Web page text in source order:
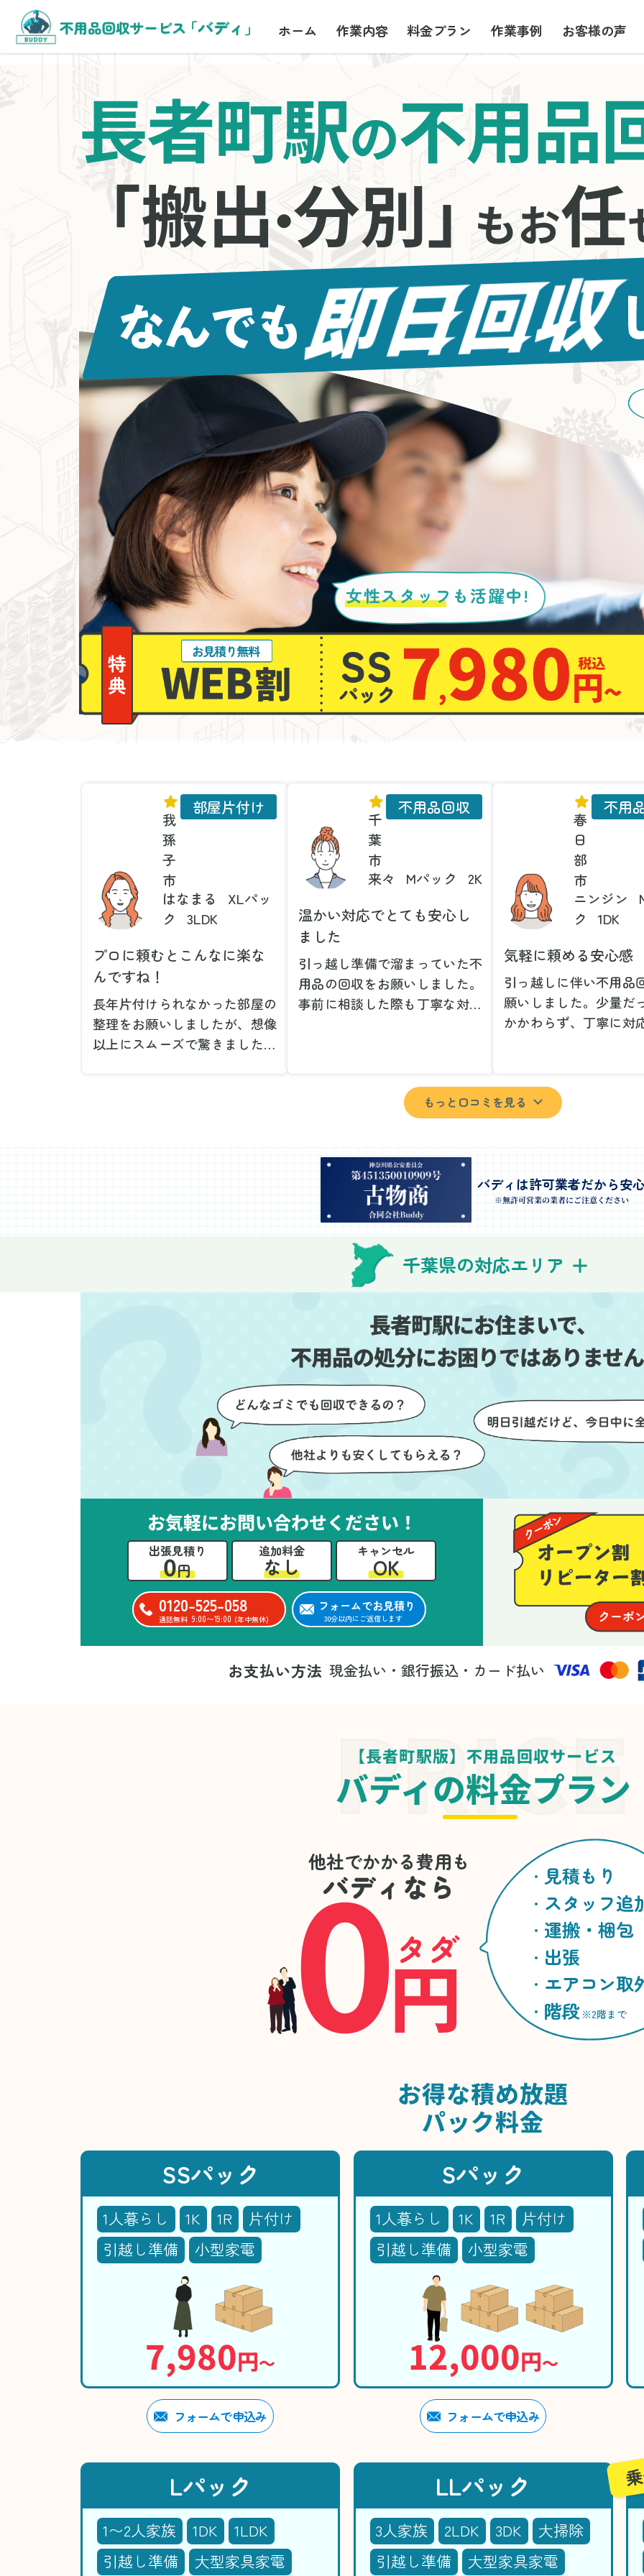
ホーム 作業内容 料金プラン 作業事例 お客様の声
長者町駅の不用品
「搬出・分別」もお任
女性スタッフ も活躍中!
我
孫
子
市
はなまる
XLパッ
ク
3LDK
部屋片付け
プロに頼むとこんなに楽な
んですね！
長年片付けられなかった部屋の
整理をお願いしましたが、想像
以上にスムーズで驚きました。
了後には部屋全体を清掃してい
ただき、まるで新しい家のよう
な清潔感に感動しました。
千
葉
市
来々
Mパック 2K
不用品回収
温かい対応でとても安心し
ました
引っ越し準備で溜まっていた不
用品の回収をお願いしました。
事前に相談した際も丁寧な対応
いものが多かったのですが、手
際よく対応していただき驚きま
ださり、作業の流れや注意点を
しっかり説明していただけたの
で、こちらも安心感を持って作
業を見守ることができました。
運び出しの際も、壁や床を傷つ
けないように細心の注意を払っ
ていただき、家全体がスムーズ
かったです。作業が終わった後
には、こちらからお願いしなく
ても部屋を簡単に清掃していた
だけたのも好印象でした。
さらに、分別の仕方やリサイク
ル可能なものについても教えて
いただき、今後の片付けにも役
立つ知識が増えました。また何
ービスをありがとうございまし
た。
春
日
部
市
ニンジン
ク
1DK
不用
気軽に頼める安心感
引っ越しに伴い不用品
願いしました。少量だ
かかわらず、丁寧に対
じてくださり、次回も
いしたいと思いました
特に、自分では持ち運
業を終えることができ
事前に見積もりを取っ
できました。引っ越し
とができました。
もっと口コミを見る
バディは許可業者だから安
※無許可営業の業者にご注意ください
千葉県の対応エリア
長者町駅にお住まいで、
不用品の処分にお困りではありませ
お気軽にお問い合わせください！
出張見積り
0円
追加料金
なし
キャンセル
OK
0120-525-058
通話無料 9:00〜19:00 (年中無休)
フォームでお見積り
30分以内にご返信します
お支払い方法 現金払い・銀行振込・カード払い
【長者町駅版】不用品回収サービス
バディの料金プラン
他社でかかる費用も
バディなら
0円
タダ
見積もり
スタッフ追
運搬・梱包
出張
エアコン取
階段 ※2階まで
お得な積め放題
パック料金
SSパック
1人暮らし 1K 1R
片付け
引越し準備
小型家電
7,980円〜
フォームで申込み
Sパック
1人暮らし 1K 1R
片付け
引越し準備
小型家電
12,000円〜
フォームで申込み
Lパック
1〜2人家族 1DK
1LDK
引越し準備
大型家具家電
LLパック
3人家族 2LDK 3DK
大掃除
引越し準備
大型家具家電